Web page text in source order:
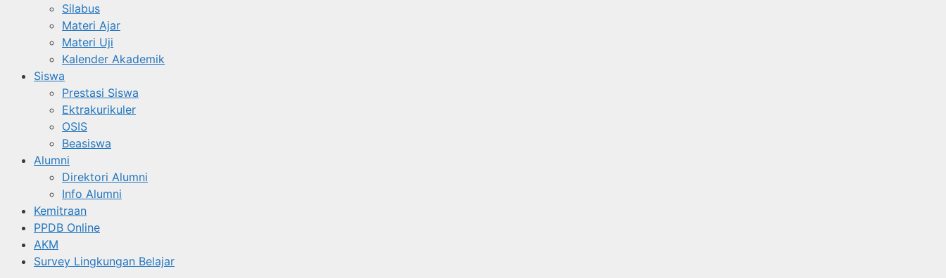
Silabus
Materi Ajar
Materi Uji
Kalender Akademik
Siswa
Prestasi Siswa
Ektrakurikuler
OSIS
Beasiswa
Alumni
Direktori Alumni
Info Alumni
Kemitraan
PPDB Online
AKM
Survey Lingkungan Belajar